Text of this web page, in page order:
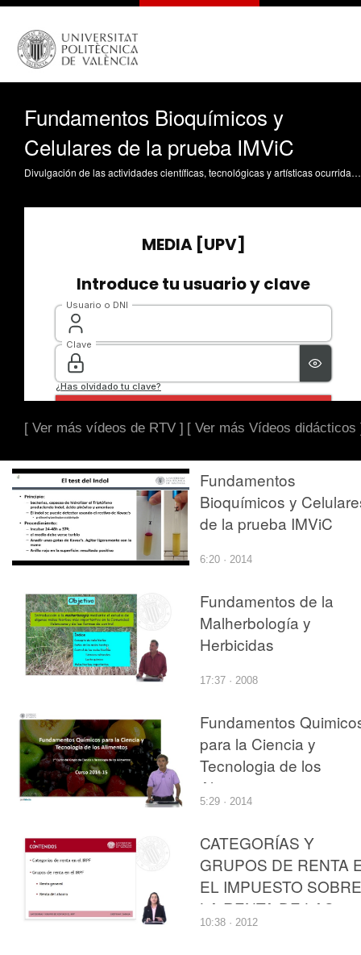
Fundamentos Bioquímicos y
Celulares de la prueba IMViC
Divulgación de las actividades científicas, tecnológicas y artísticas ocurridas en los tres campus de la UPV
[ Ver más vídeos de RTV ] [ Ver más Vídeos didácticos
Fundamentos
Bioquímicos y
de la prueba IMViC
6:20 · 2014
Fundamentos de la
Malherbología y
Herbicidas
17:37 · 2008
Fundamentos
para la Ciencia y
Tecnologia de los
Alimentos. 2014-2015
5:29 · 2014
CATEGORÍAS Y
GRUPOS DE RENTA
EL IMPUESTO SOBRE
LA RENTA DE LAS
PERSONAS FÍSICAS
10:38 · 2012